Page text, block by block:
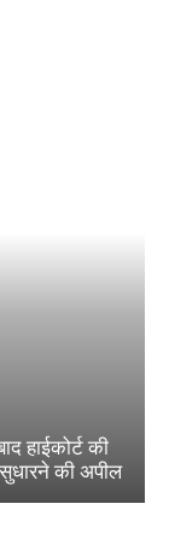
हाईकोर्ट की
की अपील